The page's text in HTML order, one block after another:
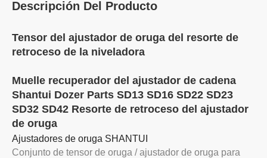
Descripción Del Producto
Tensor del ajustador de oruga del resorte de
retroceso de la niveladora
Muelle recuperador del ajustador de cadena
Shantui Dozer Parts SD13 SD16 SD22 SD23
SD32 SD42 Resorte de retroceso del ajustador
de oruga
Ajustadores de oruga SHANTUI
Conjunto de tensor de oruga / ajustador de oruga para